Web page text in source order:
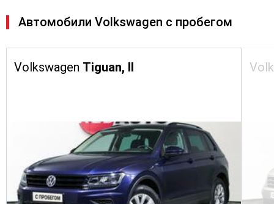
Автомобили Volkswagen с пробегом
Volkswagen Tiguan, II